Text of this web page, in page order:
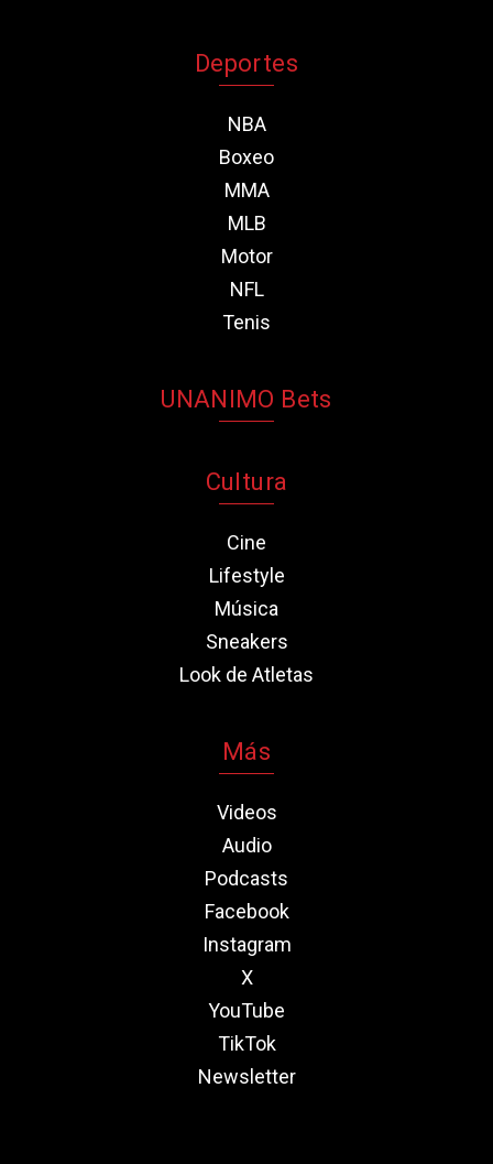
Deportes
NBA
Boxeo
MMA
MLB
Motor
NFL
Tenis
UNANIMO Bets
Cultura
Cine
Lifestyle
Música
Sneakers
Look de Atletas
Más
Videos
Audio
Podcasts
Facebook
Instagram
X
YouTube
TikTok
Newsletter